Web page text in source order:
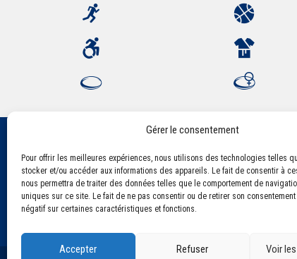
Gérer le consentement
Pour offrir les meilleures expériences, nous utilisons des technologies telles
stocker et/ou accéder aux informations des appareils. Le fait de consentir à
nous permettra de traiter des données telles que le comportement de
uniques sur ce site. Le fait de ne pas consentir ou de retirer son consentement
négatif sur certaines caractéristiques et fonctions.
Accepter Refuser Voir
Association Sportive Montferrandaise
84, boulevard Léon Jouhaux
CS 80221 - 63021 Clermont-Ferrand Cedex 2